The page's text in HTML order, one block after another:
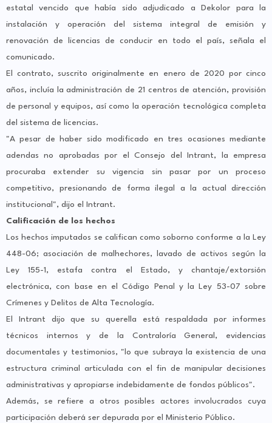
estatal vencido que había sido adjudicado a Dekolor para la
instalación y operación del sistema integral de emisión y
renovación de licencias de conducir en todo el país, señala el
comunicado.
El contrato, suscrito originalmente en enero de 2020 por cinco
años, incluía la administración de 21 centros de atención, provisión
de personal y equipos, así como la operación tecnológica completa
del sistema de licencias.
"A pesar de haber sido modificado en tres ocasiones mediante
adendas no aprobadas por el Consejo del Intrant, la empresa
procuraba extender su vigencia sin pasar por un proceso
competitivo, presionando de forma ilegal a la actual dirección
institucional", dijo el Intrant.
Calificación de los hechos
Los hechos imputados se califican como soborno conforme a la Ley
448-06; asociación de malhechores, lavado de activos según la
Ley 155-1, estafa contra el Estado, y chantaje/extorsión
electrónica, con base en el Código Penal y la Ley 53-07 sobre
Crímenes y Delitos de Alta Tecnología.
El Intrant dijo que su querella está respaldada por informes
técnicos internos y de la Contraloría General, evidencias
documentales y testimonios, "lo que subraya la existencia de una
estructura criminal articulada con el fin de manipular decisiones
administrativas y apropiarse indebidamente de fondos públicos".
Además, se refiere a otros posibles actores involucrados cuya
participación deberá ser depurada por el Ministerio Público.